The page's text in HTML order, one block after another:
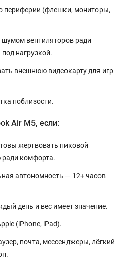
периферии (флешки, мониторы,
вентиляторов ради
нагрузкой.
внешнюю видеокарту для игр
поблизости.
Air M5, если:
жертвовать пиковой
ради комфорта.
автономность — 12+ часов
день и вес имеет значение.
(iPhone, iPad).
почта, мессенджеры, лёгкий